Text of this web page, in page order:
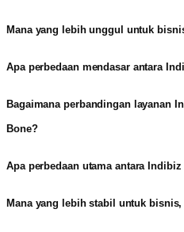
Mana yang lebih unggul untuk
Apa perbedaan mendasar antara
Bagaimana perbandingan layanan
Bone?
Apa perbedaan utama antara
Mana yang lebih stabil untuk